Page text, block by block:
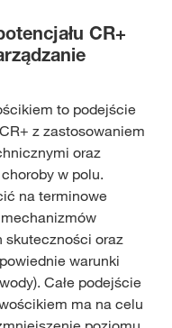
CR+
to podejście
z zastosowaniem
oraz
w polu.
na terminowe
skuteczności oraz
warunki
Całe podejście
ma na celu